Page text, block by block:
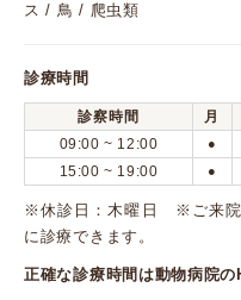
ス / 鳥 / 爬虫類
診療時間
診察時間 月
09:00 ~ 12:00
●
15:00 ~ 19:00 ●
※休診日：木曜日 ※ご来院
に診療できます。
正確な診療時間は動物病院の